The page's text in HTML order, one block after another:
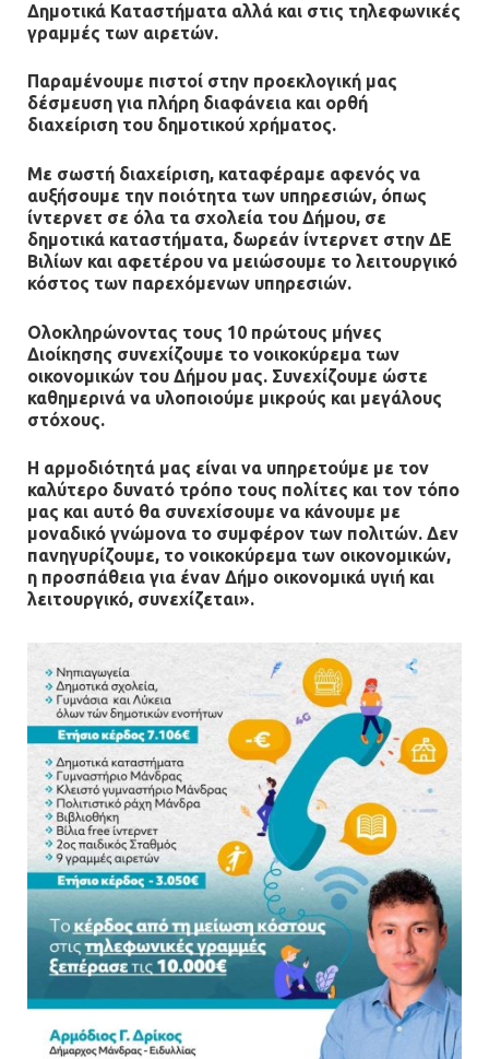
Δημοτικά Καταστήματα αλλά και στις τηλεφωνικές
γραμμές των αιρετών.
Παραμένουμε πιστοί στην προεκλογική μας
δέσμευση για πλήρη διαφάνεια και ορθή
διαχείριση του δημοτικού χρήματος.
Με σωστή διαχείριση, καταφέραμε αφενός να
αυξήσουμε την ποιότητα των υπηρεσιών, όπως
ίντερνετ σε όλα τα σχολεία του Δήμου, σε
δημοτικά καταστήματα, δωρεάν ίντερνετ στην ΔΕ
Βιλίων και αφετέρου να μειώσουμε το λειτουργικό
κόστος των παρεχόμενων υπηρεσιών.
Ολοκληρώνοντας τους 10 πρώτους μήνες
Διοίκησης συνεχίζουμε το νοικοκύρεμα των
οικονομικών του Δήμου μας. Συνεχίζουμε ώστε
καθημερινά να υλοποιούμε μικρούς και μεγάλους
στόχους.
Η αρμοδιότητά μας είναι να υπηρετούμε με τον
καλύτερο δυνατό τρόπο τους πολίτες και τον τόπο
μας και αυτό θα συνεχίσουμε να κάνουμε με
μοναδικό γνώμονα το συμφέρον των πολιτών. Δεν
πανηγυρίζουμε, το νοικοκύρεμα των οικονομικών,
η προσπάθεια για έναν Δήμο οικονομικά υγιή και
λειτουργικό, συνεχίζεται».